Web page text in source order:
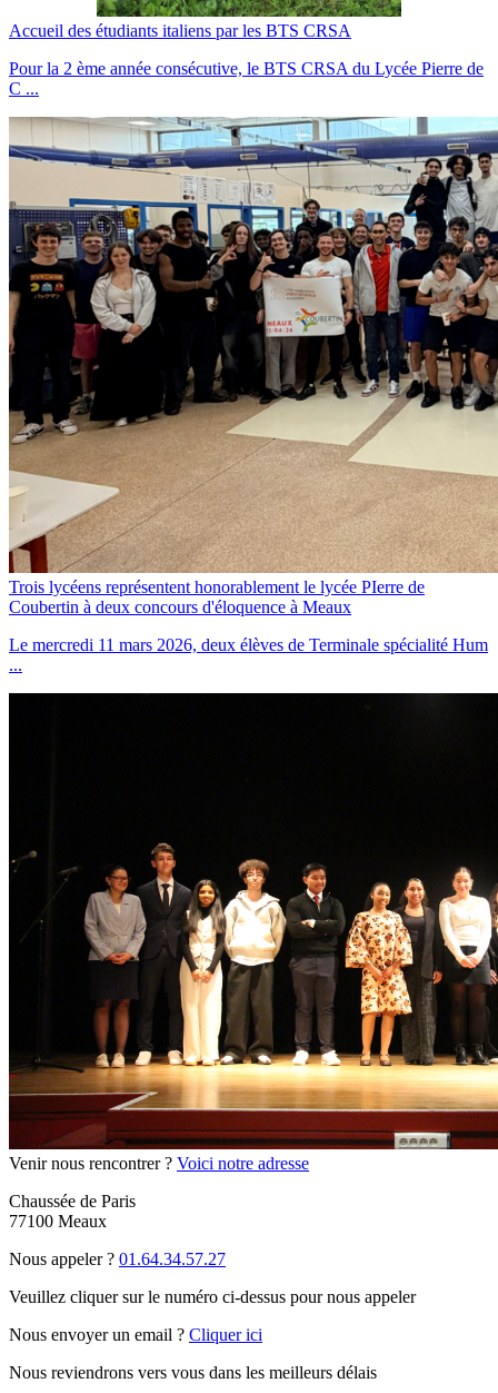
Accueil des étudiants italiens par les BTS CRSA
Pour la 2 ème année consécutive, le BTS CRSA du Lycée Pierre de
C ...
Trois lycéens représentent honorablement le lycée PIerre de
Coubertin à deux concours d'éloquence à Meaux
Le mercredi 11 mars 2026, deux élèves de Terminale spécialité Hum
...
Venir nous rencontrer ? Voici notre adresse
Chaussée de Paris
77100 Meaux
Nous appeler ? 01.64.34.57.27
Veuillez cliquer sur le numéro ci-dessus pour nous appeler
Nous envoyer un email ? Cliquer ici
Nous reviendrons vers vous dans les meilleurs délais